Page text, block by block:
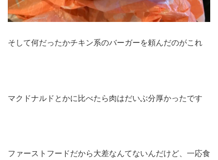
そして何だったかチキン系のバーガーを頼んだのがこれ
マクドナルドとかに比べたら肉はだいぶ分厚かったです
ファーストフードだから大差なんてないんだけど、一応食